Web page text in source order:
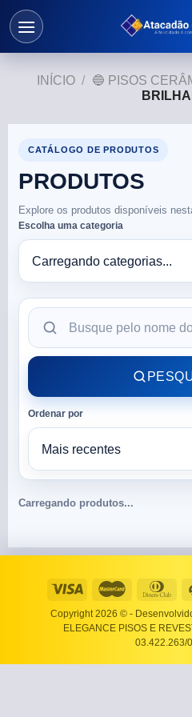
INÍCIO / 🔵 PISOS
CATÁLOGO DE PRODUTOS
PRODUTOS
Explore os produtos disponíveis
Escolha uma categoria
Ordenar por
Carregando produtos...
Copyright 2026 © -
ELEGANCE PISOS E
03.422.263/